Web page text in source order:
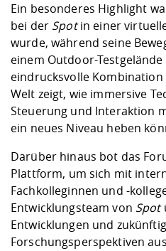
Ein besonderes Highlight
bei der Spotin einer
wurde, während seine
einem Outdoor-
eindrucksvolle
Welt zeigt, wie immersive
Steuerung und Interaktion
ein neues Niveau heben
Darüber hinaus bot das
Plattform, um sich mit
Fachkolleginnen und -
Entwicklungsteam von Spot
Entwicklungen und
Forschungsperspektiven